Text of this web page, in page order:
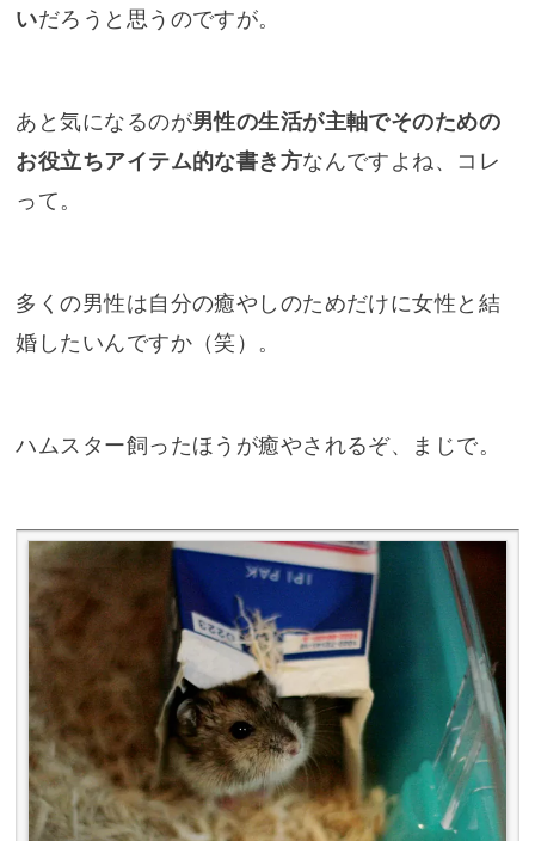
いだろうと思うのですが。
あと気になるのが男性の生活が主軸でそのための
お役立ちアイテム的な書き方なんですよね、コレ
って。
多くの男性は自分の癒やしのためだけに女性と結
婚したいんですか（笑）。
ハムスター飼ったほうが癒やされるぞ、まじで。